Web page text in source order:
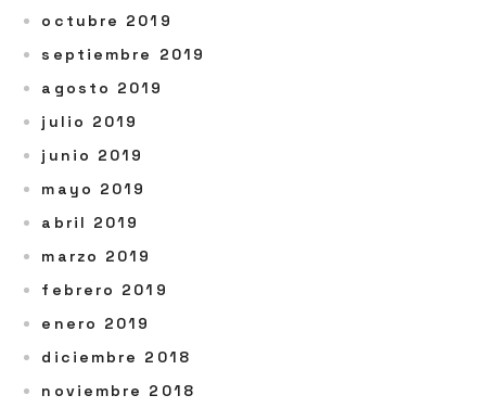
octubre 2019
septiembre 2019
agosto 2019
julio 2019
junio 2019
mayo 2019
abril 2019
marzo 2019
febrero 2019
enero 2019
diciembre 2018
noviembre 2018